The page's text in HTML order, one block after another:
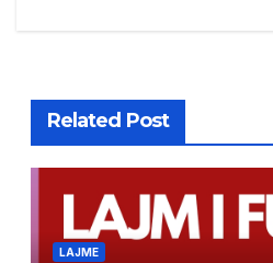
Related Post
LAJME